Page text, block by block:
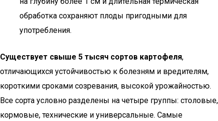
обработка сохраняют плоды пригодными для
употребления.
Существует свыше 5 тысяч сортов картофеля,
отличающихся устойчивостью к болезням и вредителям,
короткими сроками созревания, высокой урожайностью.
Все сорта условно разделены на четыре группы: столовые,
кормовые, технические и универсальные. Самые